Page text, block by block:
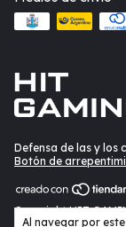
Al navegar por
Defensa de las y los
Botón de
Copyright HIT
20402435330 -